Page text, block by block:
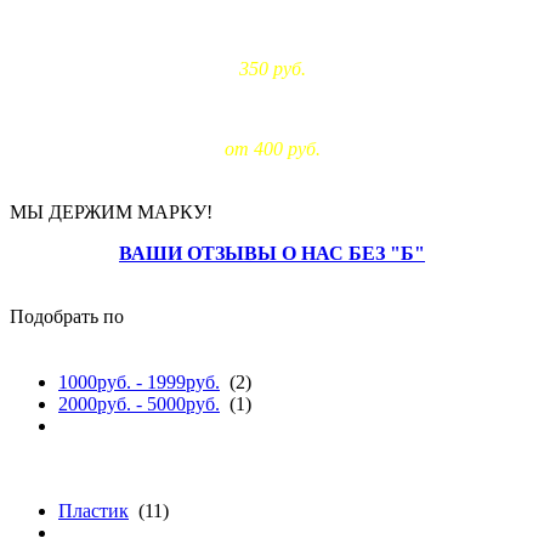
350 руб.
от 400 руб.
МЫ ДЕРЖИМ МАРКУ!
ВАШИ ОТЗЫВЫ О НАС БЕЗ "Б"
Подобрать по
1000руб. - 1999руб. (2)
2000руб. - 5000руб. (1)
Пластик (11)